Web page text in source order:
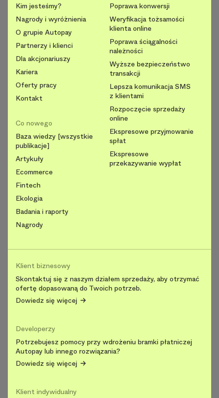
Kim jesteśmy?
Nagrody i wyróżnienia
O grupie Autopay
Partnerzy i klienci
Dla akcjonariuszy
Kariera
Oferty pracy
Kontakt
Co nowego
Baza wiedzy [wszystkie
publikacje]
Artykuły
Ecommerce
Fintech
Ekologia
Badania i raporty
Nagrody
Poprawa konwersji
Weryfikacja tożsamości
klienta online
Poprawa ściągalności
należności
Wyższe bezpieczeństwo
transakcji
Lepsza komunikacja SMS
z klientami
Rozpoczęcie sprzedaży
online
Ekspresowe przyjmowanie
spłat
Ekspresowe
przekazywanie wypłat
Klient biznesowy
Skontaktuj się z naszym działem sprzedaży, aby otrzymać
ofertę dopasowaną do Twoich potrzeb.
Dowiedz się więcej
Developerzy
Potrzebujesz pomocy przy wdrożeniu bramki płatniczej
Autopay lub innego rozwiązania?
Dowiedz się więcej
Klient indywidualny